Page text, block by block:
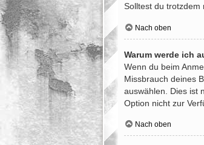
Solltest du trotzdem
Nach oben
Warum werde ich
Wenn du beim
Missbrauch deines
auswählen. Dies ist
Option nicht zur
Nach oben